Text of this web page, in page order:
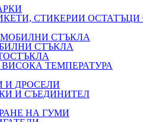
СТИКЕРИИ
СТЪКЛА
СТЪКЛА
ТЕМПЕРАТУРА
И ДРОСЕЛИ
И СЪЕДИНИТЕЛ
НА ГУМИ